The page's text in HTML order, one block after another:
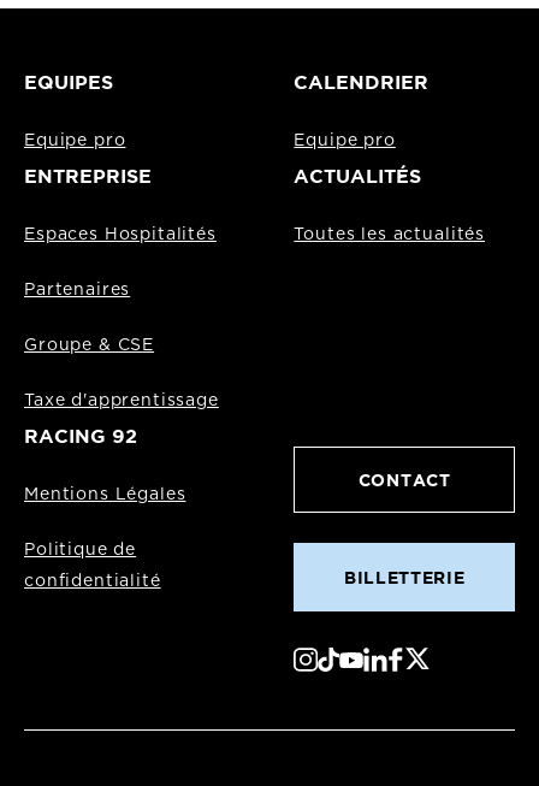
EQUIPES
Equipe pro
CALENDRIER
Equipe pro
ENTREPRISE
Espaces Hospitalités
Partenaires
Groupe & CSE
Taxe d'apprentissage
ACTUALITÉS
Toutes les actualités
RACING 92
Mentions Légales
Politique de
confidentialité
CONTACT
BILLETTERIE